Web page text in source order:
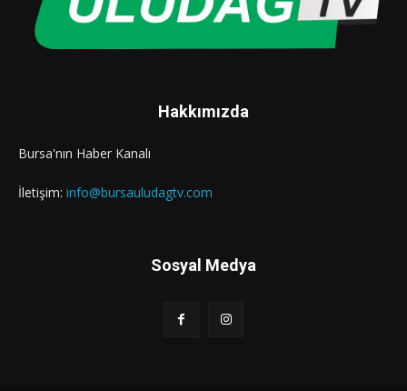
Hakkımızda
Bursa'nın Haber Kanalı
İletişim: info@bursauludagtv.com
Sosyal Medya